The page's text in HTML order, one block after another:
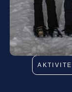
Det beste
Fjellheisen er det
Storsteinen venter
nordlyskvelder.